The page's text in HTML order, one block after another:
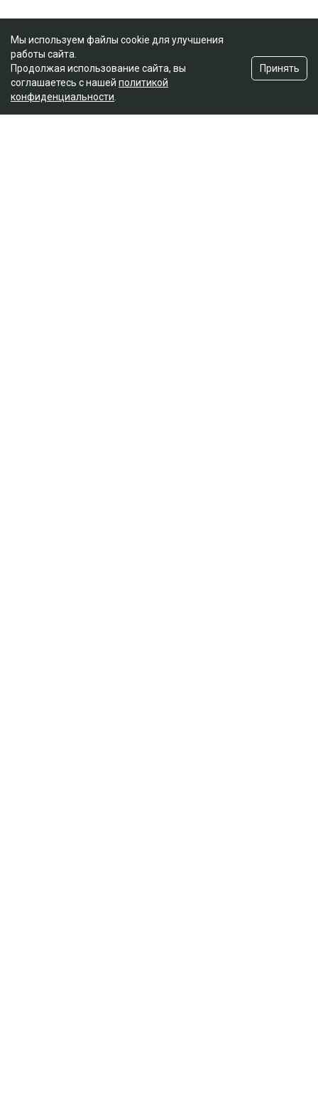
Мы используем файлы cookie для улучшения
работы сайта.
Продолжая использование сайта, вы
соглашаетесь с нашей политикой
конфиденциальности
Принять